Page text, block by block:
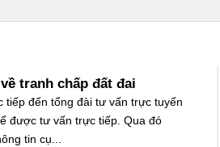
tranh chấp đất đai
tiếp đến tổng đài tư vấn trực tuyến
được tư vấn trực tiếp. Qua đó
tin cụ...